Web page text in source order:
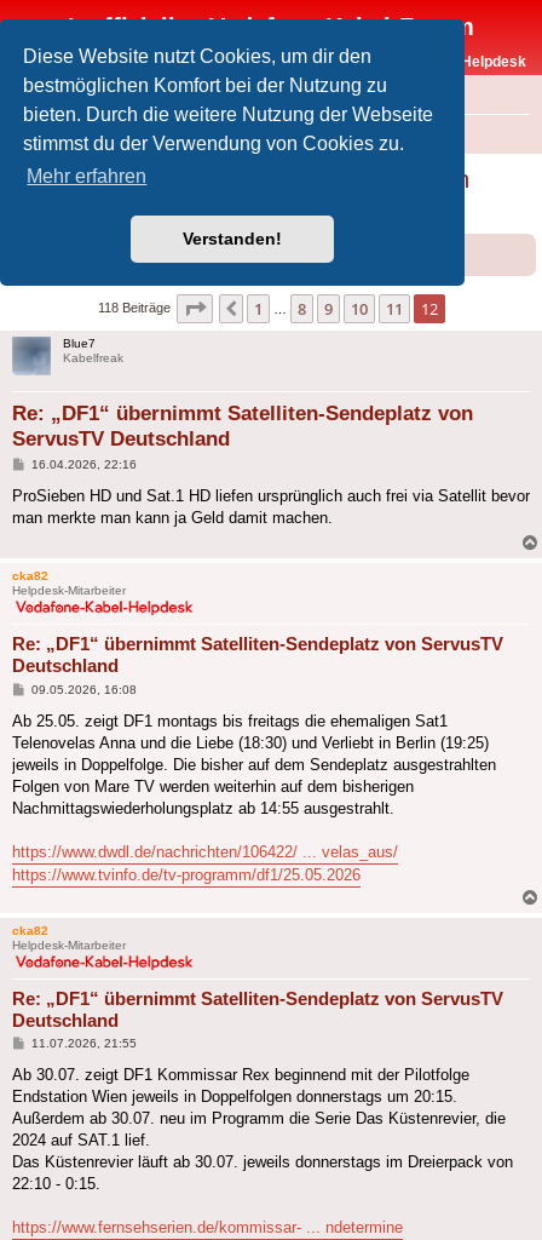
Diese Website nutzt Cookies, um dir den
bestmöglichen Komfort bei der Nutzung zu
bieten. Durch die weitere Nutzung der Webseite
stimmst du der Verwendung von Cookies zu.
Mehr erfahren
Verstanden!
Inoffizielles Vodafone-Kabel-Forum
Vodafone-Kabel-Helpdesk
FAQ
Foren-Übersicht Offtopic
„DF1“ übernimmt Satelliten-Sendeplatz von
118 Beiträge Seite 12 von12
Vorherige
1 8 9 10 11 12
Blue7
Kabelfreak
Re: „DF1“ übernimmt Satelliten-Sendeplatz von
ServusTV Deutschland
Beitrag
16.04.2026, 22:16
ProSieben HD und Sat.1 HD liefen ursprünglich auch frei via Satellit bevor
man merkte man kann ja Geld damit machen.
cka82
Helpdesk-Mitarbeiter
Re: „DF1“ übernimmt Satelliten-Sendeplatz von ServusTV
Deutschland
Beitrag
09.05.2026, 16:08
Ab 25.05. zeigt DF1 montags bis freitags die ehemaligen Sat1
Telenovelas Anna und die Liebe (18:30) und Verliebt in Berlin (19:25)
jeweils in Doppelfolge. Die bisher auf dem Sendeplatz ausgestrahlten
Folgen von Mare TV werden weiterhin auf dem bisherigen
Nachmittagswiederholungsplatz ab 14:55 ausgestrahlt.
https://www.dwdl.de/nachrichten/106422/ ... velas_aus/
https://www.tvinfo.de/tv-programm/df1/25.05.2026
cka82
Helpdesk-Mitarbeiter
Re: „DF1“ übernimmt Satelliten-Sendeplatz von ServusTV
Deutschland
Beitrag
11.07.2026, 21:55
Ab 30.07. zeigt DF1 Kommissar Rex beginnend mit der Pilotfolge
Endstation Wien jeweils in Doppelfolgen donnerstags um 20:15.
Außerdem ab 30.07. neu im Programm die Serie Das Küstenrevier, die
2024 auf SAT.1 lief.
Das Küstenrevier läuft ab 30.07. jeweils donnerstags im Dreierpack von
22:10 - 0:15.
https://www.fernsehserien.de/kommissar- ... ndetermine